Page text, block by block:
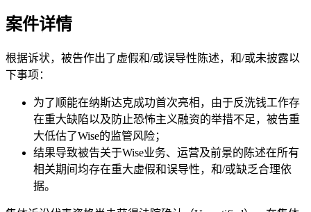
案件详情
根据诉状，被告作出了虚假和/或误导性陈述，和/或未披露以
下事项：
为了顺能在纳斯达克成功首次亮相，由于反洗钱工作存
在重大缺陷以及防止恐怖主义融资的举措不足，被告重
大低估了Wise的监管风险；
结果导致被告关于Wise业务、运营及前景的陈述在所有
相关期间均存在重大虚假和误导性，和/或缺乏合理依
据。